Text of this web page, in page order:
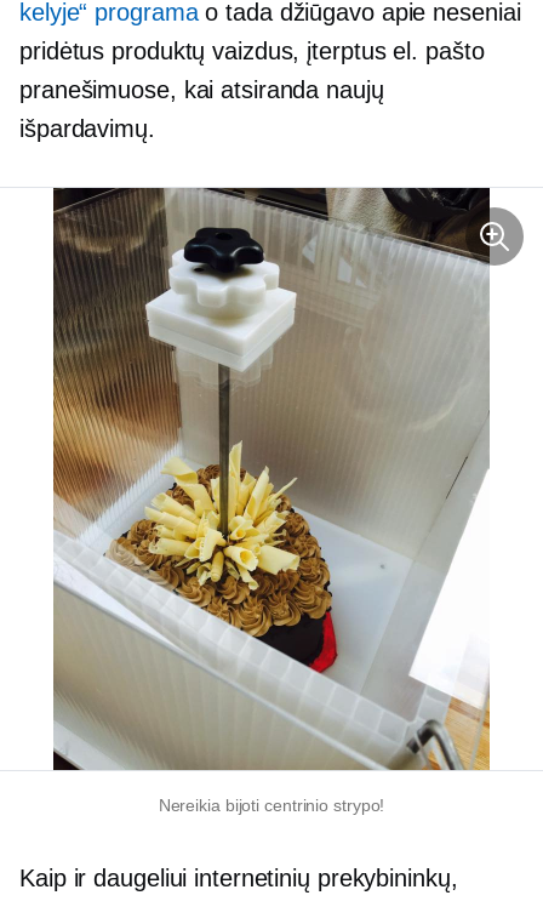
kelyje“ programao tada džiūgavo apie neseniai
pridėtus produktų vaizdus, ​​​​įterptus el. pašto
pranešimuose, kai atsiranda naujų
išpardavimų.
Nereikia bijoti centrinio strypo!
Kaip ir daugeliui internetinių prekybininkų,